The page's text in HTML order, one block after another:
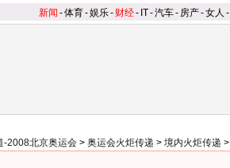
新闻 -体育-娱乐- 财经- IT-汽车- 房产-女人 -
-2008北京奥运会 > 奥运会火炬传递 > 境内火炬传递 >